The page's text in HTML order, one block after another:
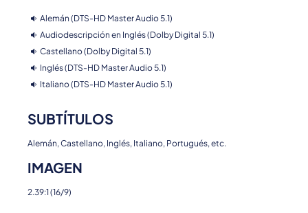
Alemán (DTS-HD Master Audio 5.1)
Audiodescripción en Inglés (Dolby Digital 5.1)
Castellano (Dolby Digital 5.1)
Inglés (DTS-HD Master Audio 5.1)
Italiano (DTS-HD Master Audio 5.1)
SUBTÍTULOS
Alemán, Castellano, Inglés, Italiano, Portugués, etc.
IMAGEN
2.39:1 (16/9)